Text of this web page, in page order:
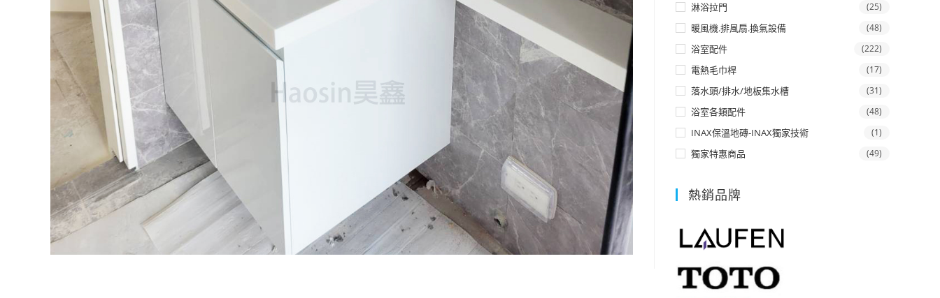
淋浴拉門 (25)
暖風機.排風扇.換氣設備 (48)
浴室配件 (222)
電熱毛巾桿 (17)
落水頭/排水/地板集水槽 (31)
浴室各類配件 (48)
INAX保溫地磚-INAX獨家技術 (1)
獨家特惠商品 (49)
熱銷品牌